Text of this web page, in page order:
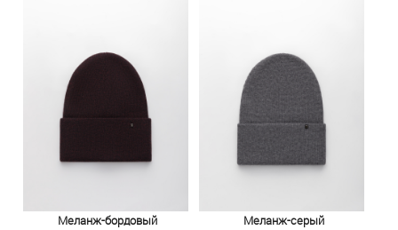
Меланж-бордовый Меланж-серый